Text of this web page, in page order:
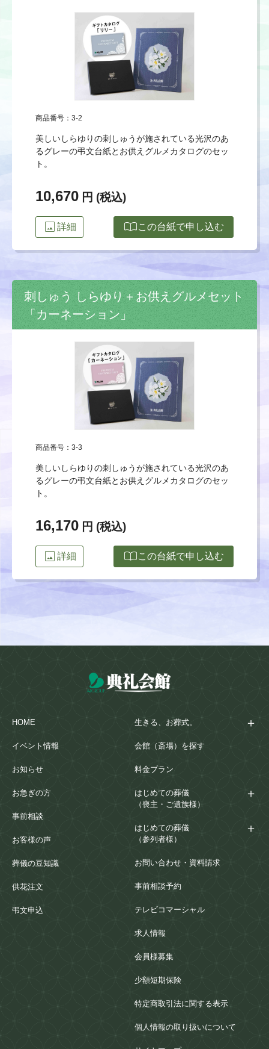
商品番号：3-2
美しいしらゆりの刺しゅうが施されている光沢のあ
るグレーの弔文台紙とお供えグルメカタログのセッ
ト。
10,670 円 (税込)
image 詳細 import_contactsこの台紙で申し込む
刺しゅう しらゆり＋お供えグルメセット
「カーネーション」
商品番号：3-3
美しいしらゆりの刺しゅうが施されている光沢のあ
るグレーの弔文台紙とお供えグルメカタログのセッ
ト。
16,170 円 (税込)
image 詳細 import_contactsこの台紙で申し込む
HOME
イベント情報
お知らせ
お急ぎの方
事前相談
お客様の声
葬儀の豆知識
供花注文
弔文申込
生きる、お葬式。
会館（斎場）を探す
料金プラン
はじめての葬儀
（喪主・ご遺族様）
はじめての葬儀
（参列者様）
お問い合わせ・資料請求
事前相談予約
テレビコマーシャル
求人情報
会員様募集
少額短期保険
特定商取引法に関する表示
個人情報の取り扱いについて